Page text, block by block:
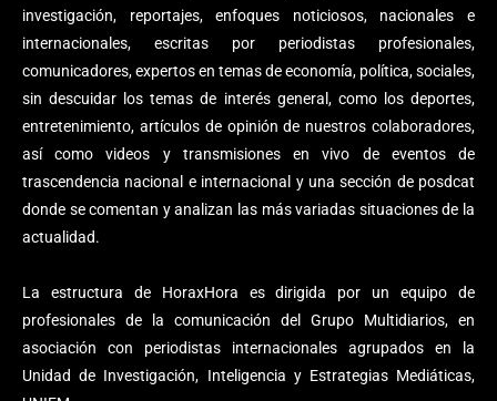
investigación, reportajes, enfoques noticiosos, nacionales e
internacionales, escritas por periodistas profesionales,
comunicadores, expertos en temas de economía, política, sociales,
sin descuidar los temas de interés general, como los deportes,
entretenimiento, artículos de opinión de nuestros colaboradores,
así como videos y transmisiones en vivo de eventos de
trascendencia nacional e internacional y una sección de posdcat
donde se comentan y analizan las más variadas situaciones de la
actualidad.
La estructura de HoraxHora es dirigida por un equipo de
profesionales de la comunicación del Grupo Multidiarios, en
asociación con periodistas internacionales agrupados en la
Unidad de Investigación, Inteligencia y Estrategias Mediáticas,